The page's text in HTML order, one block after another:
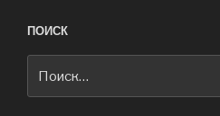
ПОИСК